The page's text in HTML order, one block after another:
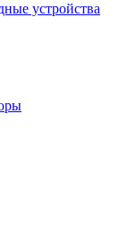
устройства